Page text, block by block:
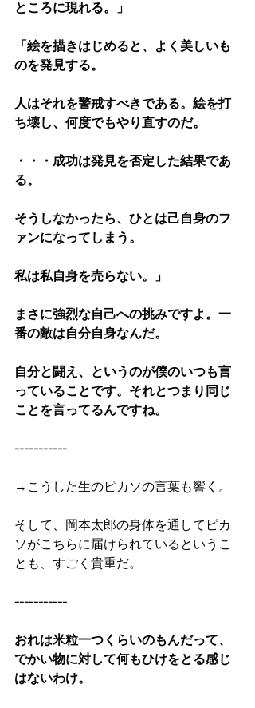
ところに現れる。」
「絵を描きはじめると、よく美しいも
のを発見する。
人はそれを警戒すべきである。絵を打
ち壊し、何度でもやり直すのだ。
・・・成功は発見を否定した結果であ
る。
そうしなかったら、ひとは己自身のフ
ァンになってしまう。
私は私自身を売らない。」
まさに強烈な自己への挑みですよ。一
番の敵は自分自身なんだ。
自分と闘え、というのが僕のいつも言
っていることです。それとつまり同じ
ことを言ってるんですね。
-----------
→こうした生のピカソの言葉も響く。
そして、岡本太郎の身体を通してピカ
ソがこちらに届けられているというこ
とも、すごく貴重だ。
-----------
おれは米粒一つくらいのもんだって、
でかい物に対して何もひけをとる感じ
はないわけ。